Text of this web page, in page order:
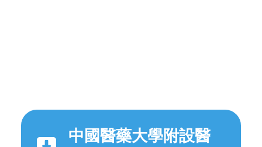
中國醫藥大學附設醫